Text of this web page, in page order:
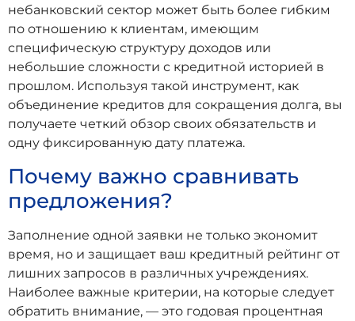
небанковский сектор может быть более гибким
по отношению к клиентам, имеющим
специфическую структуру доходов или
небольшие сложности с кредитной историей в
прошлом. Используя такой инструмент, как
объединение кредитов для сокращения долга, вы
получаете четкий обзор своих обязательств и
одну фиксированную дату платежа.
Почему важно сравнивать
предложения?
Заполнение одной заявки не только экономит
время, но и защищает ваш кредитный рейтинг от
лишних запросов в различных учреждениях.
Наиболее важные критерии, на которые следует
обратить внимание, — это годовая процентная